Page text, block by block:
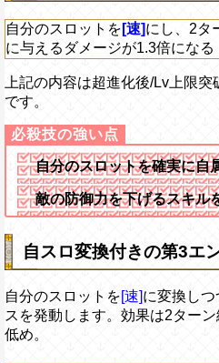
自分のスロットを [速]にし、2タ
に与えるダメージが1.3倍になる
上記の内容は超進化後/Lv上限
です。
自分のスロットを確実に自
敵の防御力を下げるスキル
自スロ変換付きの第3エ
自分のスロットを[速]に変換し
スを発動します。効果は2ター
低め。